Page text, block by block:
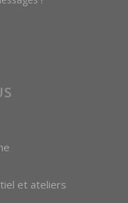
et ateliers